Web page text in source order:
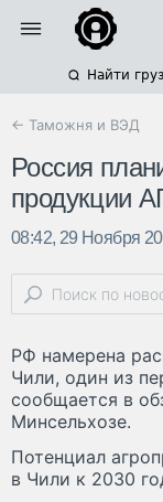
Найти
← Таможня и ВЭД
Россия
продукции
08:42, 29 Ноября
РФ намерена
Чили, один из
сообщается в
Минсельхозе.
Потенциал
в Чили к 2030